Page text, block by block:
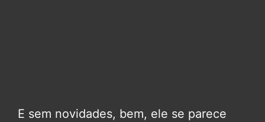
E sem novidades, bem, ele se parece